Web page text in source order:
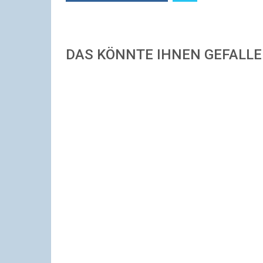
DAS KÖNNTE IHNEN